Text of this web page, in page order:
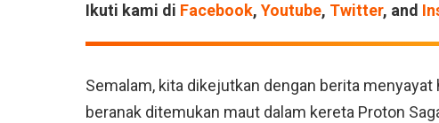
Ikuti kami di Facebook, Youtube, Twitter, and
Semalam, kita dikejutkan dengan berita
beranak ditemukan maut dalam kereta Proton